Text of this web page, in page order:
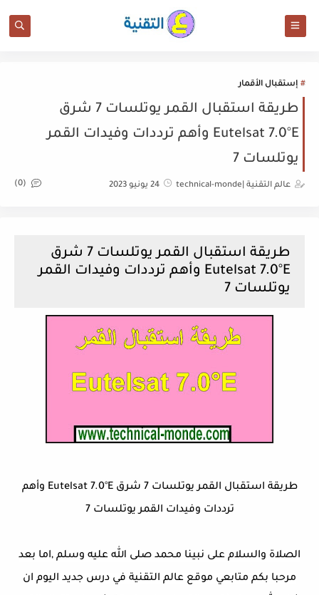
إستقبال الأقمار
طريقة استقبال القمر يوتلسات 7 شرق
Eutelsat 7.0°E وأهم ترددات وفيدات القمر
يوتلسات 7
عالم التقنية |technical-monde 24 يونيو 2023 (0)
طريقة استقبال القمر يوتلسات 7 شرق
Eutelsat 7.0°E وأهم ترددات وفيدات القمر
يوتلسات 7
طريقة استقبال القمر يوتلسات 7 شرق Eutelsat 7.0°E وأهم
ترددات وفيدات القمر يوتلسات 7
الصلاة والسلام على نبينا محمد صلى الله عليه وسلم ,اما بعد
مرحبا بكم متابعي موقع عالم التقنية في درس جديد اليوم ان